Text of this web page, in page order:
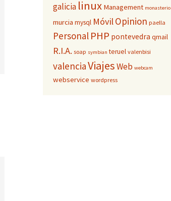
galicia linux Management monasterio
murcia mysql MóvilOpinion paella
Personal PHP pontevedra qmail
R.I.A. soap symbian teruel valenbisi
valenciaViajesWeb webcam
webservice wordpress